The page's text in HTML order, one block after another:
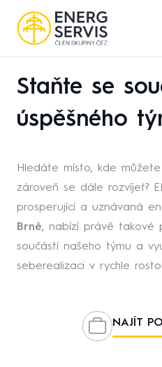
Staňte se
úspěšného
Hledáte místo, kde
zároveň se dále rozvíjet?
prosperující a uznávaná
Brně, nabízí právě takové
součástí našeho týmu a
seberealizaci v rychle
NAJÍT